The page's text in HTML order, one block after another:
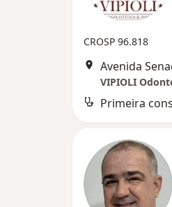
CROSP 96.818
VIPIOLI